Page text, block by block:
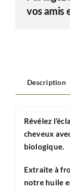
Description
Révélez
cheveux
biologique.
Extraite à
notre huile
vos amis